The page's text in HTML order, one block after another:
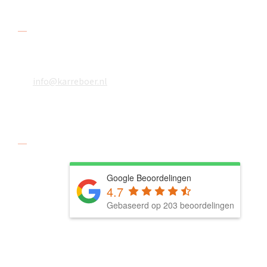
info@karreboer.nl
Google Beoordelingen
4.7
Gebaseerd op 203 beoordelingen